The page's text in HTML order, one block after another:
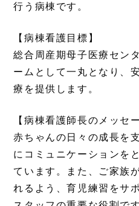
行う病棟です。
【病棟看護目標】
総合周産期母子医療セン
ームとして一丸となり、
療を提供します。
【病棟看護師長のメッセ
赤ちゃんの日々の成長を
にコミュニケーションを
ています。また、ご家族
れるよう、育児練習をサ